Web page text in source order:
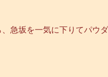
急坂を一気に下りてパウ